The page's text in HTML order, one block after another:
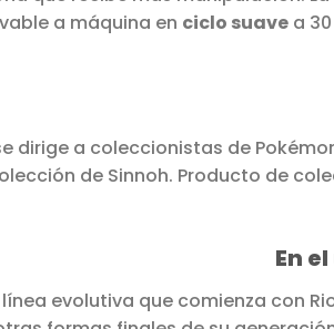
a máquina en ciclo suavea 30
dirige a coleccionistas de
de Sinnoh. Producto de
En
evolutiva que comienza con